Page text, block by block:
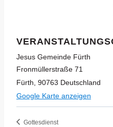
Jesus Gemeinde Fürth
Fronmüllerstraße 71
Fürth, 90763 Deutschland
Google Karte anzeigen
Gottesdienst